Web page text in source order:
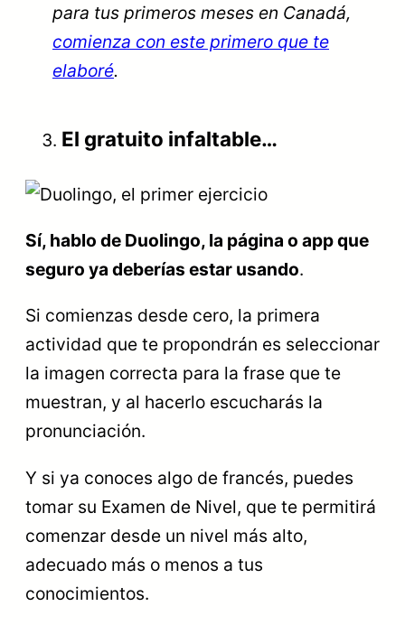
para tus primeros meses en Canadá,
comienza con este primero que te
elaboré.
El gratuito infaltable…
Sí, hablo de Duolingo, la página o app que
seguro ya deberías estar usando.
Si comienzas desde cero, la primera
actividad que te propondrán es seleccionar
la imagen correcta para la frase que te
muestran, y al hacerlo escucharás la
pronunciación.
Y si ya conoces algo de francés, puedes
tomar su Examen de Nivel, que te permitirá
comenzar desde un nivel más alto,
adecuado más o menos a tus
conocimientos.